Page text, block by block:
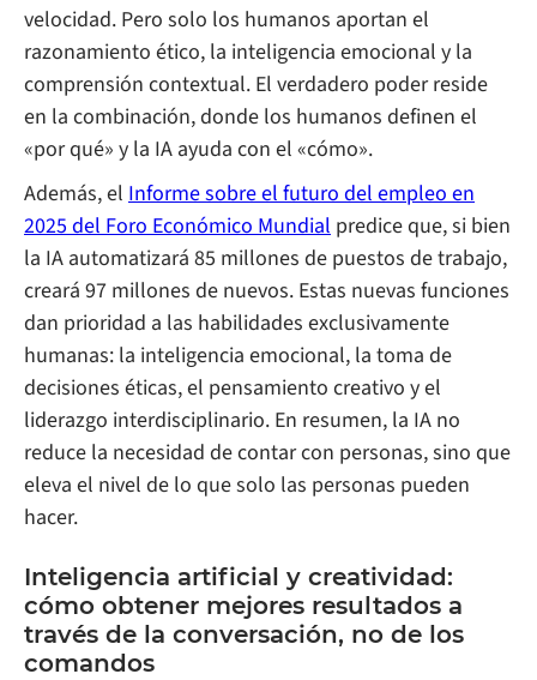
velocidad. Pero solo los humanos aportan el
razonamiento ético, la inteligencia emocional y la
comprensión contextual. El verdadero poder reside
en la combinación, donde los humanos definen el
«por qué» y la IA ayuda con el «cómo».
Además, el Informe sobre el futuro del empleo en
2025 del Foro Económico Mundial predice que, si bien
la IA automatizará 85 millones de puestos de trabajo,
creará 97 millones de nuevos. Estas nuevas funciones
dan prioridad a las habilidades exclusivamente
humanas: la inteligencia emocional, la toma de
decisiones éticas, el pensamiento creativo y el
liderazgo interdisciplinario. En resumen, la IA no
reduce la necesidad de contar con personas, sino que
eleva el nivel de lo que solo las personas pueden
hacer.
Inteligencia artificial y creatividad:
cómo obtener mejores resultados a
través de la conversación, no de los
comandos